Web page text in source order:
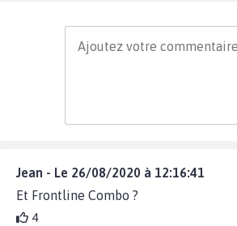
Jean - Le 26/08/2020 à 12:16:41
Et Frontline Combo ?
4